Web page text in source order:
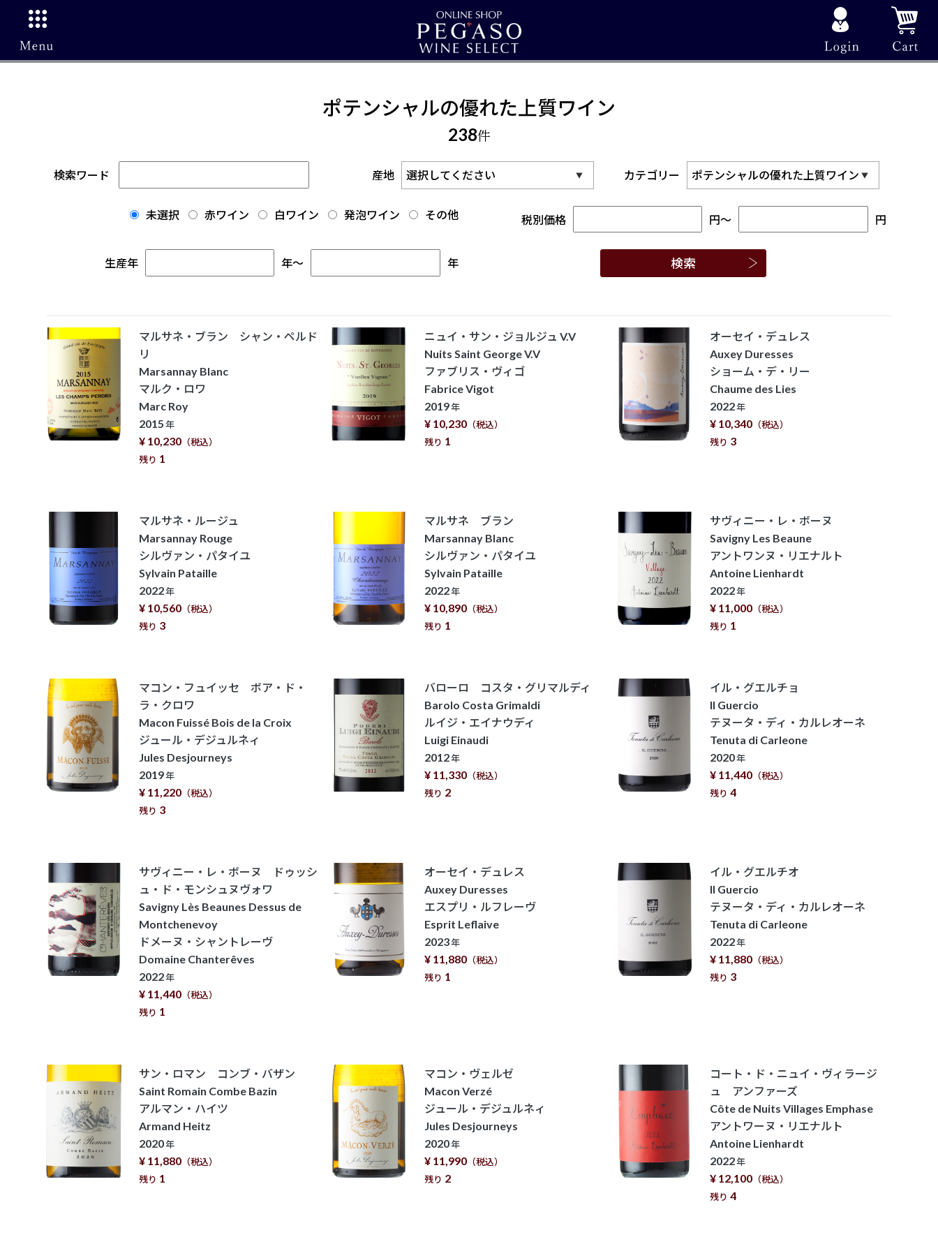
ポテンシャルの優れた上質ワイン
238件
検索ワード 産地 カテゴリー
未選択 赤ワイン 白ワイン 発泡ワイン その他 税別価格 円～ 円
生産年 年～ 年
マルサネ・ブラン シャン・ペルド
リ
Marsannay Blanc
マルク・ロワ
Marc Roy
2015年
¥ 10,230 （税込）
残り 1
ニュイ・サン・ジョルジュ V.V
Nuits Saint George V.V
ファブリス・ヴィゴ
Fabrice Vigot
2019年
¥ 10,230（税込）
残り 1
オーセイ・デュレス
Auxey Duresses
ショーム・デ・リー
Chaume des Lies
2022年
¥ 10,340（税込）
残り 3
マルサネ・ルージュ
Marsannay Rouge
シルヴァン・パタイユ
Sylvain Pataille
2022年
¥ 10,560 （税込）
残り 3
マルサネ ブラン
Marsannay Blanc
シルヴァン・パタイユ
Sylvain Pataille
2022年
¥ 10,890（税込）
残り 1
サヴィニー・レ・ボーヌ
Savigny Les Beaune
アントワンヌ・リエナルト
Antoine Lienhardt
2022年
¥ 11,000（税込）
残り 1
マコン・フュイッセ ボア・ド・
ラ・クロワ
Macon Fuissé Bois de la Croix
ジュール・デジュルネィ
Jules Desjourneys
2019年
¥ 11,220 （税込）
残り 3
バローロ コスタ・グリマルディ
Barolo Costa Grimaldi
ルイジ・エイナウディ
Luigi Einaudi
2012年
¥ 11,330（税込）
残り 2
イル・グエルチョ
Il Guercio
テヌータ・ディ・カルレオーネ
Tenuta di Carleone
2020年
¥ 11,440（税込）
残り 4
サヴィニー・レ・ボーヌ ドゥッシ
ュ・ド・モンシュヌヴォワ
Savigny Lès Beaunes Dessus de
Montchenevoy
ドメーヌ・シャントレーヴ
Domaine Chanterêves
2022年
¥ 11,440 （税込）
残り 1
オーセイ・デュレス
Auxey Duresses
エスプリ・ルフレーヴ
Esprit Leflaive
2023年
¥ 11,880（税込）
残り 1
イル・グエルチオ
Il Guercio
テヌータ・ディ・カルレオーネ
Tenuta di Carleone
2022年
¥ 11,880（税込）
残り 3
サン・ロマン コンブ・バザン
Saint Romain Combe Bazin
アルマン・ハイツ
Armand Heitz
2020年
¥ 11,880 （税込）
残り 1
マコン・ヴェルゼ
Macon Verzé
ジュール・デジュルネィ
Jules Desjourneys
2020年
¥ 11,990（税込）
残り 2
コート・ド・ニュイ・ヴィラージ
ュ アンファーズ
Côte de Nuits Villages Emphase
アントワーヌ・リエナルト
Antoine Lienhardt
2022年
¥ 12,100（税込）
残り 4